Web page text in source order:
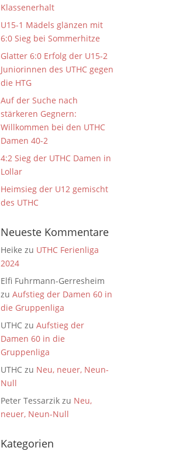
Klassenerhalt
U15-1 Mädels glänzen mit
6:0 Sieg bei Sommerhitze
Glatter 6:0 Erfolg der U15-2
Juniorinnen des UTHC gegen
die HTG
Auf der Suche nach
stärkeren Gegnern:
Willkommen bei den UTHC
Damen 40-2
4:2 Sieg der UTHC Damen in
Lollar
Heimsieg der U12 gemischt
des UTHC
Neueste Kommentare
Heike zu UTHC Ferienliga
2024
Elfi Fuhrmann-Gerresheim
zuAufstieg der Damen 60 in
die Gruppenliga
UTHC zuAufstieg der
Damen 60 in die
Gruppenliga
UTHC zu Neu, neuer, Neun-
Null
Peter Tessarzik zu Neu,
neuer, Neun-Null
Kategorien